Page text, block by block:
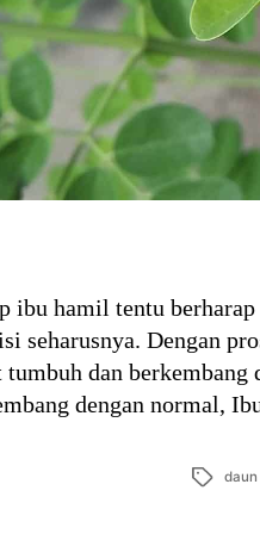
ibu hamil tentu
seharusnya. Dengan
tumbuh dan
dengan normal,
Tags daun